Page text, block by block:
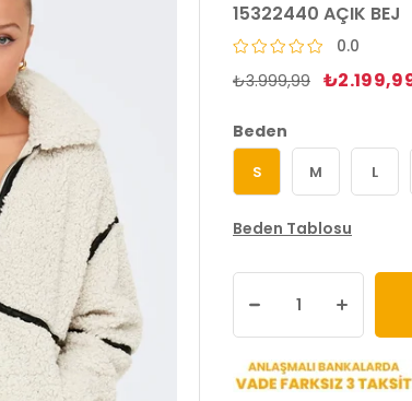
15322440 AÇIK BEJ
0.0
₺3.999,99
Beden
S M L
Beden Tablosu